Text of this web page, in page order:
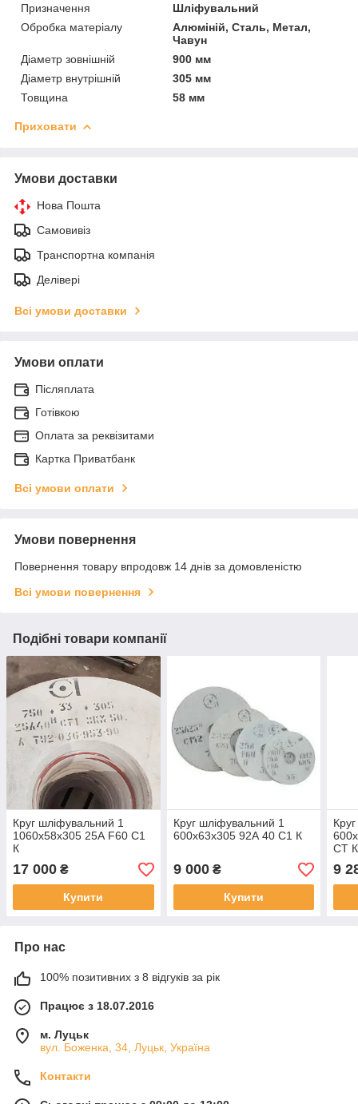
Призначення
Шліфувальний
Обробка матеріалу
Алюміній, Сталь, Метал,
Чавун
Діаметр зовнішній
900 мм
Діаметр внутрішній
305 мм
Товщина
58 мм
Приховати
Умови доставки
Нова Пошта
Самовивіз
Транспортна компанія
Делівері
Всі умови доставки
Умови оплати
Післяплата
Готівкою
Оплата за реквізитами
Картка Приватбанк
Всі умови оплати
Умови повернення
Повернення товару впродовж 14 днів за домовленістю
Всі умови повернення
Подібні товари компанії
Круг шліфувальний 1
1060х58х305 25А F60 С1
К
17 000 ₴
Купити
Круг шліфувальний 1
600х63х305 92А 40 С1 К
9 000₴
Купити
СТ К
9
Про нас
100% позитивних з 8 відгуків за рік
Працює з 18.07.2016
м. Луцьк
вул. Боженка, 34, Луцьк, Україна
Контакти